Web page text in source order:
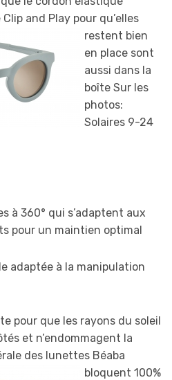
and Play pour qu’elles
restent bien
en place sont
aussi dans la
boîte Sur les
photos:
Solaires 9-24
à 360° qui s’adaptent aux
pour un maintien optimal
adaptée à la manipulation
pour que les rayons du soleil
et n’endommagent la
des lunettes Béaba
bloquent 100%